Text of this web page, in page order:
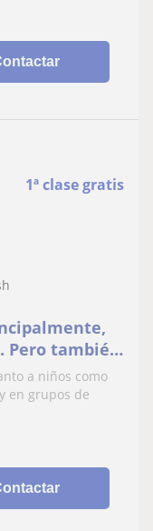
1ª clase gratis
Pero también
así como
grados
a niños como
en grupos de